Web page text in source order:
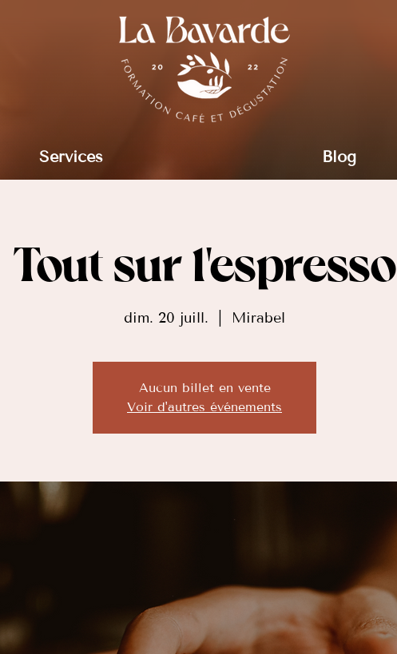
Services Blog
Tout sur l'espresso
dim. 20 juill. Mirabel
Aucun billet en vente
Voir d'autres événements